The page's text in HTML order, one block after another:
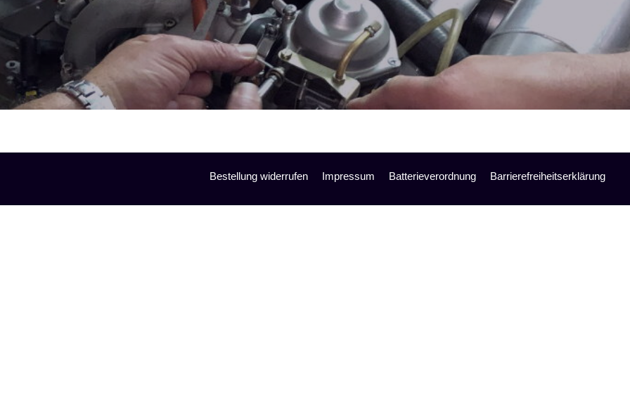
Bestellung widerrufen Impressum Batterieverordnung Barrierefreiheitserklärung